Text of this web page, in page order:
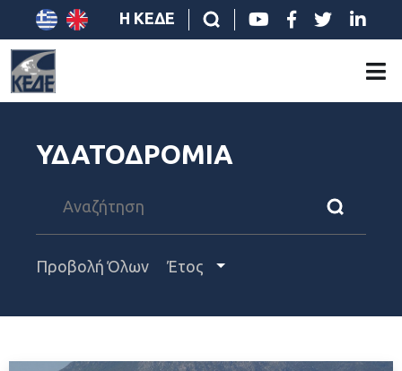
Η ΚΕΔΕ
ΥΔΑΤΟΔΡΟΜΙΑ
Προβολή Όλων Έτος